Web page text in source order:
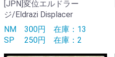
[JPN]変位エルドラー
ジ/Eldrazi Displacer
NM 300円 在庫：13
SP
250円 在庫：2